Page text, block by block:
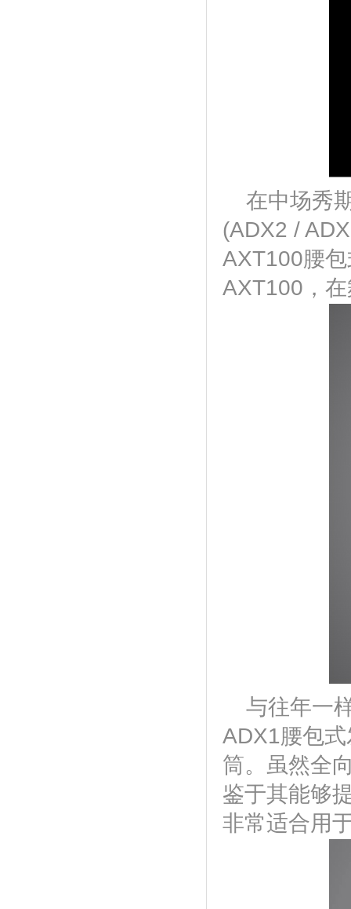
在中场秀
(ADX2 /
AXT100腰
AXT100，
与往年一
ADX1腰包
筒。虽然全
鉴于其能够
非常适合用